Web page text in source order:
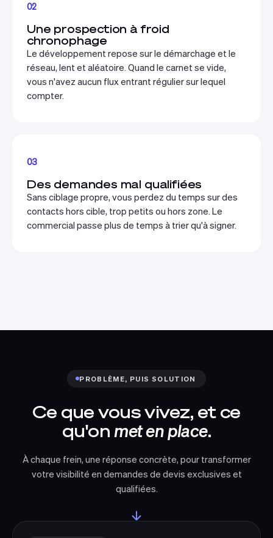
02
Une prospection à froid
chronophage
Le développement repose sur le démarchage et le
réseau, lent et aléatoire. Quand le carnet se vide,
vous n'avez aucun flux entrant régulier sur lequel
compter.
03
Des demandes mal qualifiées
Sans ciblage propre, vous perdez du temps sur des
contacts hors cible, trop petits ou hors zone. Le
commercial passe plus de temps à trier qu'à signer.
PROBLÈME, PUIS SOLUTION
Ce que vous vivez, et ce
qu'on met en place.
À chaque frein, une réponse concrète, pour transformer
votre visibilité en demandes de devis exclusives et
qualifiées.